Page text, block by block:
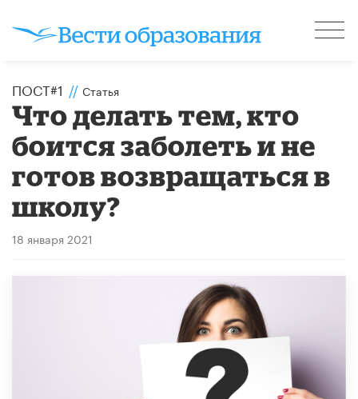
ПОСТ#1 // Статья
Что делать тем, кто
боится заболеть и не
готов возвращаться в
школу?
18 января 2021